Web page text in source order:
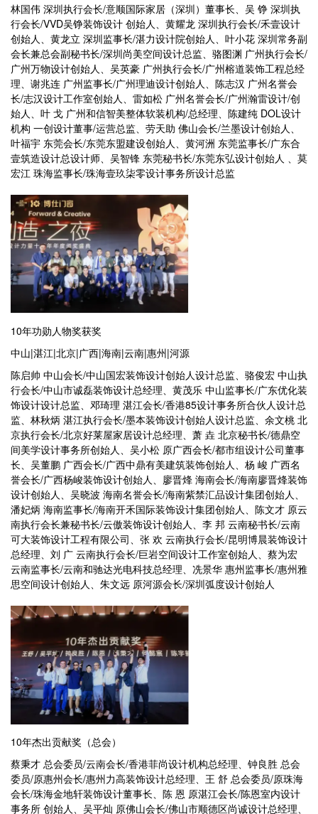
林国伟 深圳执行会长/意顺国际家居（深圳）董事长、吴 铮 深圳执
行会长/VVD吴铮装饰设计 创始人、黄耀龙 深圳执行会长/禾壹设计
创始人、黄龙立 深圳监事长/湛力设计院创始人、叶小花 深圳常务副
会长兼总会副秘书长/深圳尚美空间设计总监、骆图渊 广州执行会长/
广州万物设计创始人、吴英豪 广州执行会长/广州榕道装饰工程总经
理、谢兆连 广州监事长/广州理迪设计创始人、陈志汉 广州名誉会
长/志汉设计工作室创始人、雷如松 广州名誉会长/广州瀚雷设计/创
始人、叶 戈 广州和信智美整体软装机构/总经理、陈建纯 DOL设计
机构 一创设计董事/运营总监、劳天助 佛山会长/兰墨设计创始人、
叶福宇 东莞会长/东莞东盟建设创始人、黄河洲 东莞监事长/广东合
壹筑造设计总设计师、吴智锋 东莞秘书长/东莞东弘设计创始人 、莫
宏江 珠海监事长/珠海壹玖柒零设计事务所设计总监
10年功勋人物奖获奖
中山|湛江|北京|广西|海南|云南|惠州|河源
陈启帅 中山会长/中山国宏装饰设计创始人设计总监、骆俊宏 中山执
行会长/中山市诚磊装饰设计总经理、黄茂乐 中山监事长/广东优化装
饰设计设计总监、邓琦理 湛江会长/香港85设计事务所合伙人设计总
监、林秋炳 湛江执行会长/墨本装饰设计创始人设计总监、余文桃 北
京执行会长/北京好莱屋家居设计总经理、萧 垚 北京秘书长/德鼎空
间美学设计事务所创始人、吴小松 原广西会长/都市组设计公司董事
长、吴董鹏 广西会长/广西中鼎有美建筑装饰创始人、杨 峻 广西名
誉会长/广西杨峻装饰设计创始人、廖晋烽 海南会长/海南廖晋烽装饰
设计创始人、吴晓波 海南名誉会长/海南紫禁汇品设计集团创始人、
潘妃炳 海南监事长/海南开禾国际装饰设计集团创始人、陈文才 原云
南执行会长兼秘书长/云傲装饰设计创始人、李 邦 云南秘书长/云南
可大装饰设计工程有限公司、张 欢 云南执行会长/昆明博晨装饰设计
总经理、刘 广 云南执行会长/巨岩空间设计工作室创始人、蔡为宏
云南监事长/云南和驰达光电科技总经理、冼景华 惠州监事长/惠州雅
思空间设计创始人、朱文远 原河源会长/深圳弧度设计创始人
10年杰出贡献奖（总会）
蔡秉才 总会委员/云南会长/香港菲尚设计机构总经理、钟良胜 总会
委员/原惠州会长/惠州力高装饰设计总经理、王 舒 总会委员/原珠海
会长/珠海金地轩装饰设计董事长、陈 恩 原湛江会长/陈恩室内设计
事务所 创始人、吴平灿 原佛山会长/佛山市顺德区尚诚设计总经理、